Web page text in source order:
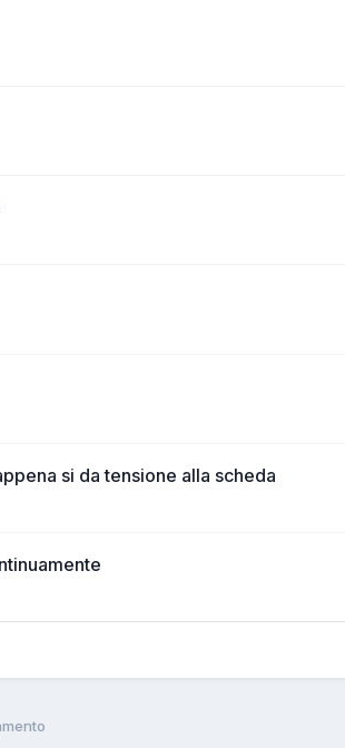
si da tensione alla scheda